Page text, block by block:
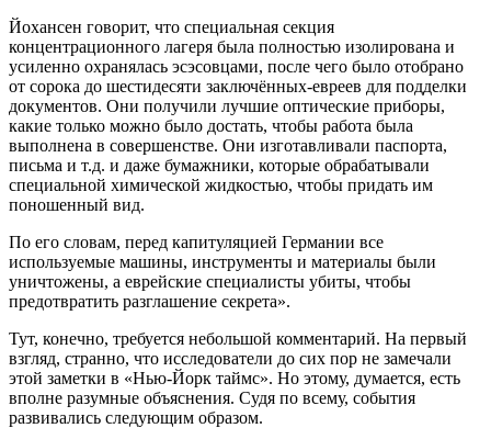
Йохансен говорит, что специальная секция
концентрационного лагеря была полностью изолирована и
усиленно охранялась эсэсовцами, после чего было отобрано
от сорока до шестидесяти заключённых-евреев для подделки
документов. Они получили лучшие оптические приборы,
какие только можно было достать, чтобы работа была
выполнена в совершенстве. Они изготавливали паспорта,
письма и т.д. и даже бумажники, которые обрабатывали
специальной химической жидкостью, чтобы придать им
поношенный вид.
По его словам, перед капитуляцией Германии все
используемые машины, инструменты и материалы были
уничтожены, а еврейские специалисты убиты, чтобы
предотвратить разглашение секрета».
Тут, конечно, требуется небольшой комментарий. На первый
взгляд, странно, что исследователи до сих пор не замечали
этой заметки в «Нью-Йорк таймс». Но этому, думается, есть
вполне разумные объяснения. Судя по всему, события
развивались следующим образом.